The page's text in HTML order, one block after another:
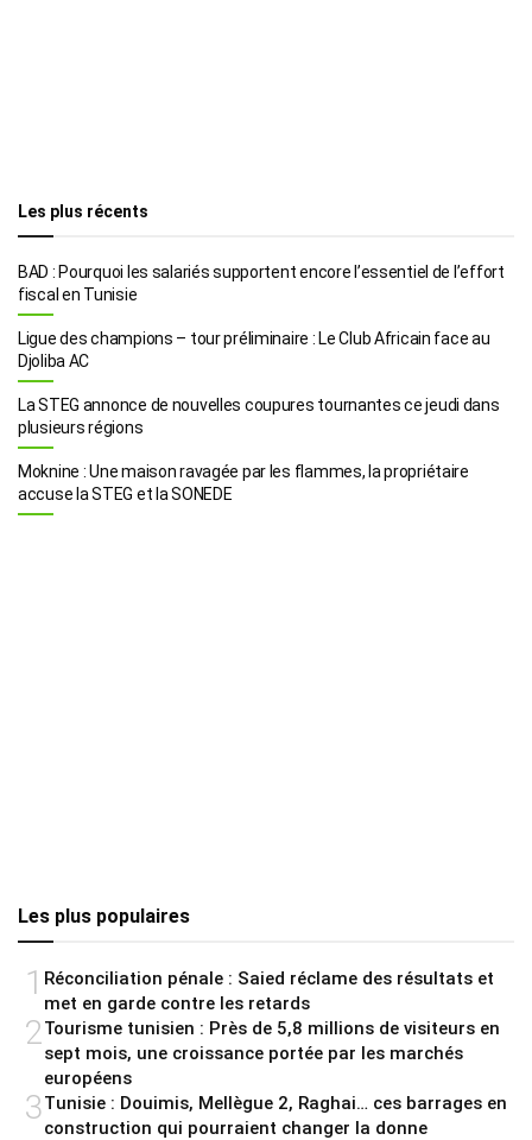
Les plus récents
BAD : Pourquoi les salariés supportent encore l’essentiel de l’effort
fiscal en Tunisie
Ligue des champions – tour préliminaire : Le Club Africain face au
Djoliba AC
La STEG annonce de nouvelles coupures tournantes ce jeudi dans
plusieurs régions
Moknine : Une maison ravagée par les flammes, la propriétaire
accuse la STEG et la SONEDE
Les plus populaires
1 Réconciliation pénale : Saied réclame des résultats et
met en garde contre les retards
2 Tourisme tunisien : Près de 5,8 millions de visiteurs en
sept mois, une croissance portée par les marchés
européens
3Tunisie : Douimis, Mellègue 2, Raghai… ces barrages en
construction qui pourraient changer la donne